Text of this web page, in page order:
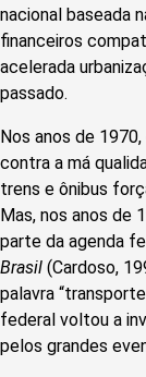
nacional baseada
financeiros
acelerada
passado.
Nos anos de
contra a má
trens e ônibus
Mas, nos anos de
parte da agenda
Brasil (Cardoso,
palavra
federal voltou a
pelos grandes